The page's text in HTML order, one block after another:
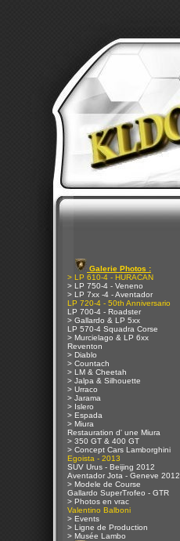
Galerie Photos :
> LP 610-4 - HURACAN
> LP 750-4 - Veneno
> LP 7xx -4 - Aventador
LP 720-4 - 50th Anniversario
LP 700-4 - Roadster
> Gallardo & LP 5xx
LP 570-4 Squadra Corse
> Murcielago & LP 6xx
Reventon
> Diablo
> Countach
> LM & Cheetah
> Jalpa & Silhouette
> Urraco
> Jarama
> Islero
> Espada
> Miura
Restauration d' une Miura
> 350 GT & 400 GT
> Concept Cars Lamborghini
Egoista - 2013
SUV Urus - Beijing 2012
Aventador Jota - Geneve 2012
> Modele de Course
Gallardo SuperTrofeo - GTR
> Photos en vrac
Valentino Balboni
> Events
> Ligne de Production
> Musée Lambo